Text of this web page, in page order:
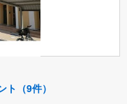
ト（9件）